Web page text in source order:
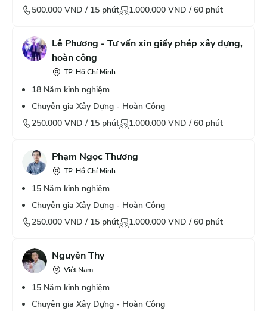
500.000 VND / 15 phút 1.000.000 VND /60 phút
Lê Phương - Tư vấn xin giấy phép xây dựng,
hoàn công
TP. Hồ Chí Minh
18 Năm kinh nghiệm
Chuyên gia Xây Dựng - Hoàn Công
250.000 VND / 15 phút 1.000.000 VND /60 phút
Phạm Ngọc Thương
TP. Hồ Chí Minh
15 Năm kinh nghiệm
Chuyên gia Xây Dựng - Hoàn Công
250.000 VND / 15 phút 1.000.000 VND /60 phút
Nguyễn Thy
Việt Nam
15 Năm kinh nghiệm
Chuyên gia Xây Dựng - Hoàn Công